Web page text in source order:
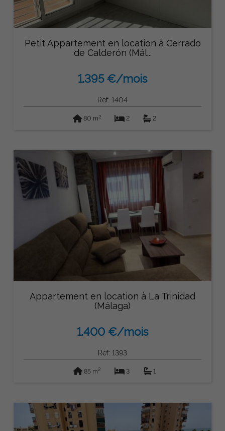
Petit Appartement en location à Cerrado
de Calderón (Mál...
1.395 €/mois
Ref: 1404
80 m2 2 2
Appartement en location à La Trinidad
(Málaga)
1.400 €/mois
Ref: 1393
85 m2 3 1